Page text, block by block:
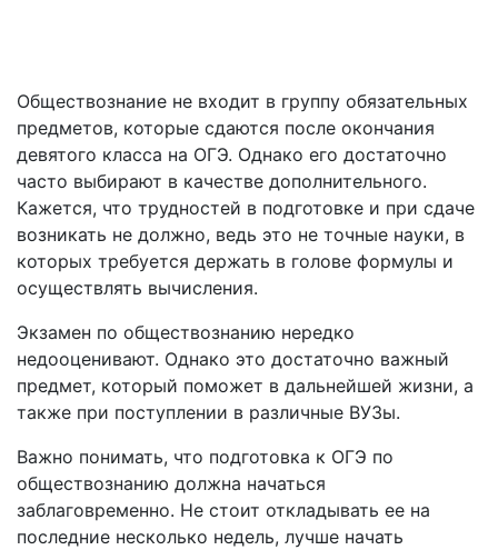
Обществознание не входит в группу обязательных
предметов, которые сдаются после окончания
девятого класса на ОГЭ. Однако его достаточно
часто выбирают в качестве дополнительного.
Кажется, что трудностей в подготовке и при сдаче
возникать не должно, ведь это не точные науки, в
которых требуется держать в голове формулы и
осуществлять вычисления.
Экзамен по обществознанию нередко
недооценивают. Однако это достаточно важный
предмет, который поможет в дальнейшей жизни, а
также при поступлении в различные ВУЗы.
Важно понимать, что подготовка к ОГЭ по
обществознанию должна начаться
заблаговременно. Не стоит откладывать ее на
последние несколько недель, лучше начать